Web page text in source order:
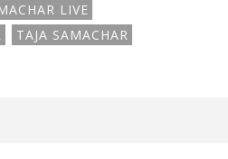
LIVE
TAJA SAMACHAR